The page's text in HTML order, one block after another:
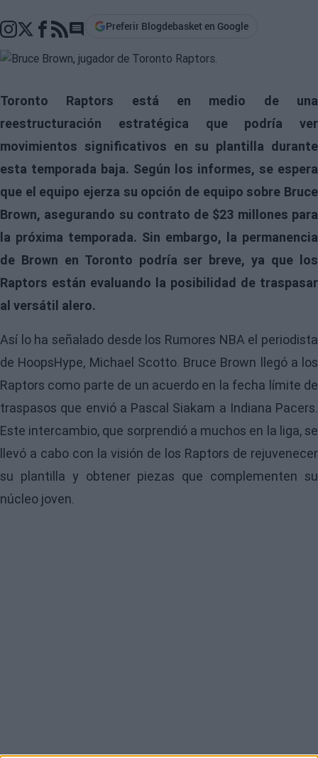
Go to comments section
Preferir Blogdebasket en Google
Toronto Raptors está en medio de una
reestructuración estratégica que podría ver
movimientos significativos en su plantilla durante
esta temporada baja. Según los informes, se espera
que el equipo ejerza su opción de equipo sobre Bruce
Brown, asegurando su contrato de $23 millones para
la próxima temporada. Sin embargo, la permanencia
de Brown en Toronto podría ser breve, ya que los
Raptors están evaluando la posibilidad de traspasar
al versátil alero.
Así lo ha señalado desde los Rumores NBA el periodista
de HoopsHype, Michael Scotto. Bruce Brown llegó a los
Raptors como parte de un acuerdo en la fecha límite de
traspasos que envió a Pascal Siakam a Indiana Pacers.
Este intercambio, que sorprendió a muchos en la liga, se
llevó a cabo con la visión de los Raptors de rejuvenecer
su plantilla y obtener piezas que complementen su
núcleo joven.